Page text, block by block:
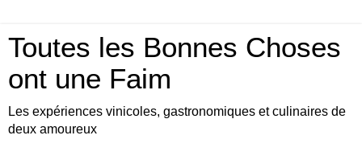
Toutes les Bonnes Choses
ont une Faim
Les expériences vinicoles, gastronomiques et culinaires de
deux amoureux